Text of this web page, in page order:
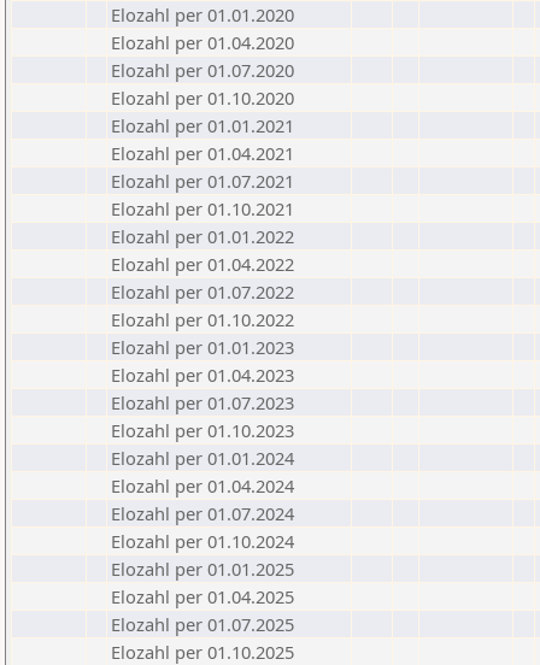
Elozahl per 01.01.2020
Elozahl per 01.04.2020
Elozahl per 01.07.2020
Elozahl per 01.10.2020
Elozahl per 01.01.2021
Elozahl per 01.04.2021
Elozahl per 01.07.2021
Elozahl per 01.10.2021
Elozahl per 01.01.2022
Elozahl per 01.04.2022
Elozahl per 01.07.2022
Elozahl per 01.10.2022
Elozahl per 01.01.2023
Elozahl per 01.04.2023
Elozahl per 01.07.2023
Elozahl per 01.10.2023
Elozahl per 01.01.2024
Elozahl per 01.04.2024
Elozahl per 01.07.2024
Elozahl per 01.10.2024
Elozahl per 01.01.2025
Elozahl per 01.04.2025
Elozahl per 01.07.2025
Elozahl per 01.10.2025